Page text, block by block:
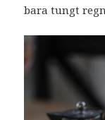
bara tungt